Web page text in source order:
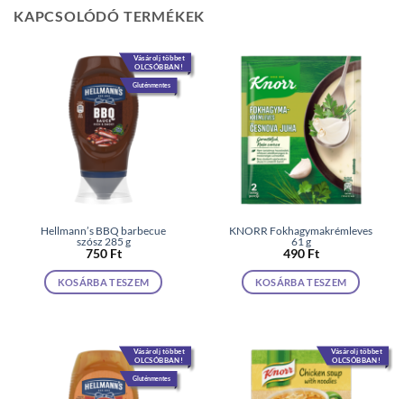
KAPCSOLÓDÓ TERMÉKEK
Vásárolj többet
OLCSÓBBAN!
Gluténmentes
Hellmann’s BBQ barbecue
szósz 285 g
750 Ft
KOSÁRBA TESZEM
KNORR Fokhagymakrémleves
61 g
490 Ft
KOSÁRBA TESZEM
Vásárolj többet
OLCSÓBBAN!
Gluténmentes
Vásárolj többet
OLCSÓBBAN!